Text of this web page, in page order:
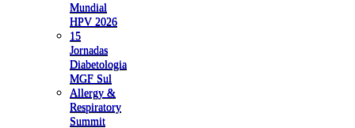
Mundial
HPV 2026
15
Jornadas
Diabetologia
MGF Sul
Allergy &
Respiratory
Summit